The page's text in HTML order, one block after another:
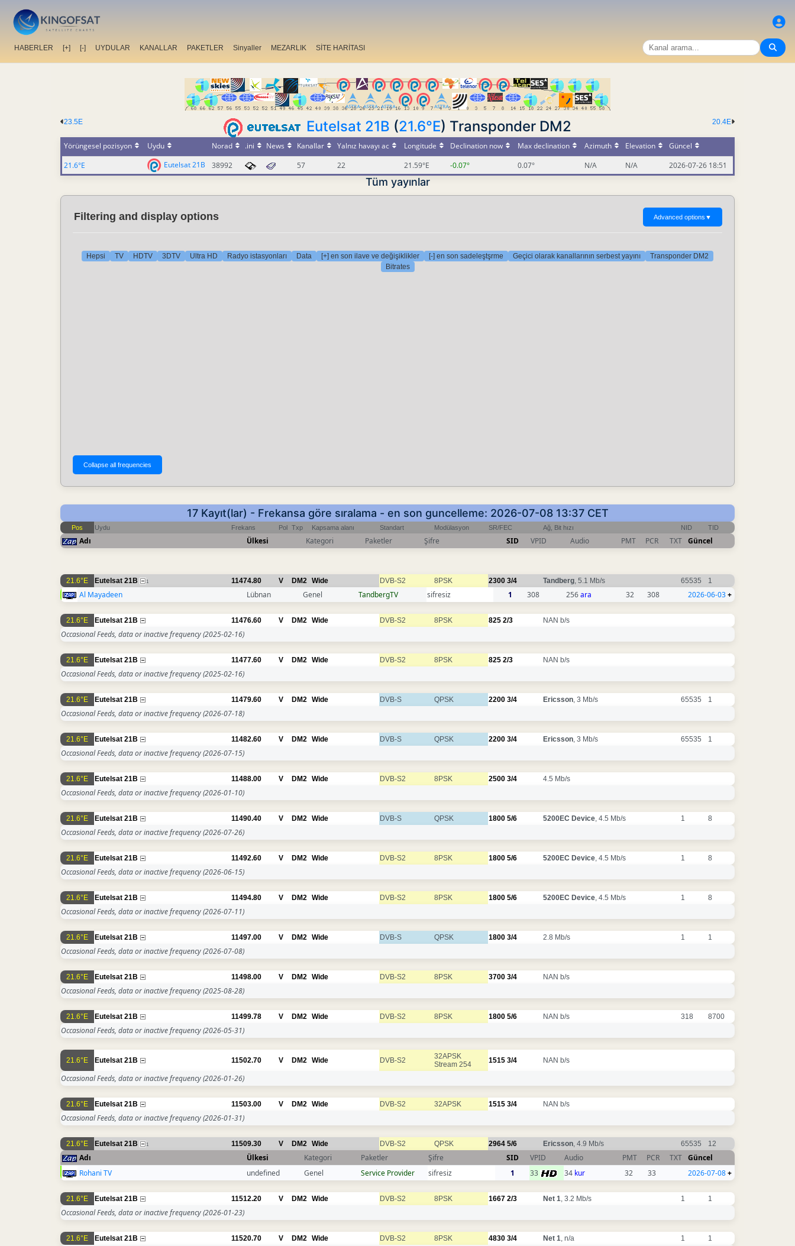
HABERLER [+] [-] UYDULAR KANALLAR PAKETLER Sinyaller MEZARLIK SİTE HARİTASI
20.4E
23.5E Eutelsat 21B (21.6°E) Transponder DM2
Yörüngesel pozisyon Uydu Norad .ini News Kanallar Yalnız havayı ac Longitude Declination now Max declination Azimuth Elevation
Güncel
21.6°E
Eutelsat 21B 38992 57 22 21.59°E -0.07° 0.07° N/A N/A 2026-07-26 18:51
Tüm yayınlar
Filtering and display options Advanced options ▼
Hepsi TV HDTV 3DTV Ultra HD Radyo istasyonları Data [+] en son ilave ve değişiklikler [-] en son sadeleştşrme Geçici olarak kanallarının serbest yayını
Transponder DM2
Bitrates
17 Kayıt(lar) - Frekansa göre sıralama - en son guncelleme: 2026-07-08 13:37 CET
Pos Uydu Frekans Pol Txp Kapsama alanı Standart Modülasyon SR/FEC Ağ, Bit hızı NID TID
Adı Ülkesi Kategori Paketler Şifre SID VPID Audio PMT PCR TXT Güncel
21.6°E Eutelsat 21B 1 11474.80 V DM2 Wide DVB-S2 8PSK 2300 3/4 Tandberg , 5.1 Mb/s 65535 1
Al Mayadeen Lübnan Genel TandbergTV sifresiz 1 308 256ara 32 308 2026-06-03+
21.6°E Eutelsat 21B 11476.60 V DM2 Wide DVB-S2 8PSK 825 2/3 NAN b/s
Occasional Feeds, data or inactive frequency(2025-02-16)
21.6°E Eutelsat 21B 11477.60 V DM2 Wide DVB-S2 8PSK 825 2/3 NAN b/s
Occasional Feeds, data or inactive frequency(2025-02-16)
21.6°E Eutelsat 21B 11479.60 V DM2 Wide DVB-S QPSK 2200 3/4 Ericsson , 3 Mb/s 65535 1
Occasional Feeds, data or inactive frequency(2026-07-18)
21.6°E Eutelsat 21B 11482.60 V DM2 Wide DVB-S QPSK 2200 3/4 Ericsson , 3 Mb/s 65535 1
Occasional Feeds, data or inactive frequency(2026-07-15)
21.6°E Eutelsat 21B 11488.00 V DM2 Wide DVB-S2 8PSK 2500 3/4 4.5 Mb/s
Occasional Feeds, data or inactive frequency(2026-01-10)
21.6°E Eutelsat 21B 11490.40 V DM2 Wide DVB-S QPSK 1800 5/6 5200EC Device , 4.5 Mb/s 1 8
Occasional Feeds, data or inactive frequency(2026-07-26)
21.6°E Eutelsat 21B 11492.60 V DM2 Wide DVB-S2 8PSK 1800 5/6 5200EC Device , 4.5 Mb/s 1 8
Occasional Feeds, data or inactive frequency(2026-06-15)
21.6°E Eutelsat 21B 11494.80 V DM2 Wide DVB-S2 8PSK 1800 5/6 5200EC Device , 4.5 Mb/s 1 8
Occasional Feeds, data or inactive frequency(2026-07-11)
21.6°E Eutelsat 21B 11497.00 V DM2 Wide DVB-S QPSK 1800 3/4 2.8 Mb/s 1 1
Occasional Feeds, data or inactive frequency(2026-07-08)
21.6°E Eutelsat 21B 11498.00 V DM2 Wide DVB-S2 8PSK 3700 3/4 NAN b/s
Occasional Feeds, data or inactive frequency(2025-08-28)
21.6°E Eutelsat 21B 11499.78 V DM2 Wide DVB-S2 8PSK 1800 5/6 NAN b/s 318 8700
Occasional Feeds, data or inactive frequency(2026-05-31)
21.6°E Eutelsat 21B 11502.70 V DM2 Wide DVB-S2
32APSK
Stream 254
1515 3/4 NAN b/s
Occasional Feeds, data or inactive frequency(2026-01-26)
21.6°E Eutelsat 21B 11503.00 V DM2 Wide DVB-S2 32APSK 1515 3/4 NAN b/s
Occasional Feeds, data or inactive frequency(2026-01-31)
21.6°E Eutelsat 21B 1 11509.30 V DM2 Wide DVB-S2 QPSK 2964 5/6 Ericsson , 4.9 Mb/s 65535 12
Adı Ülkesi Kategori Paketler Şifre SID VPID Audio PMT PCR TXT Güncel
Rohani TV
undefined Genel Service Provider sifresiz 1 33 34 kur 32 33 2026-07-08+
21.6°E Eutelsat 21B 11512.20 V DM2 Wide DVB-S2 8PSK 1667 2/3 Net 1 , 3.2 Mb/s 1 1
Occasional Feeds, data or inactive frequency(2026-01-23)
21.6°E Eutelsat 21B 11520.70 V DM2 Wide DVB-S2 8PSK 4830 3/4 Net 1 , n/a 1 1